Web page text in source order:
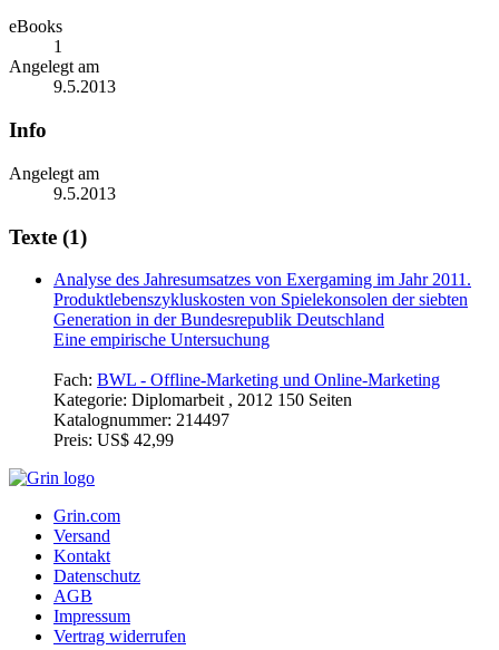
eBooks
1
Angelegt am
9.5.2013
Info
Angelegt am
9.5.2013
Texte (1)
Analyse des Jahresumsatzes von Exergaming im Jahr 2011.
Produktlebenszykluskosten von Spielekonsolen der siebten
Generation in der Bundesrepublik Deutschland
Eine empirische Untersuchung
Fach:BWL - Offline-Marketing und Online-Marketing
Kategorie: Diplomarbeit , 2012 150 Seiten
Preis:
Grin.com
Versand
Kontakt
Datenschutz
AGB